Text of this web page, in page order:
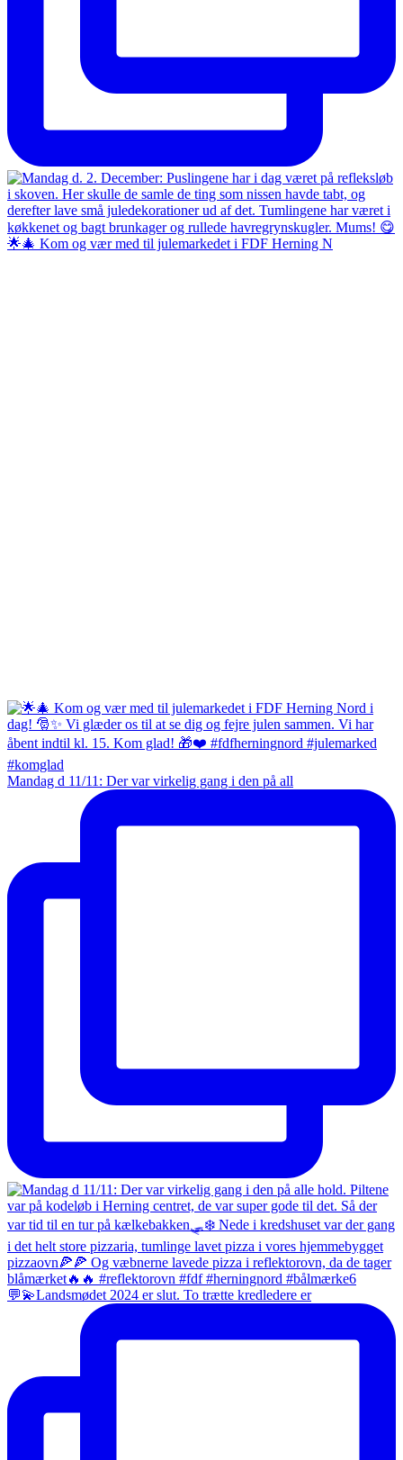
🌟🎄 Kom og vær med til julemarkedet i FDF Herning N
Mandag d 11/11: Der var virkelig gang i den på all
💬💫Landsmødet 2024 er slut. To trætte kredledere er